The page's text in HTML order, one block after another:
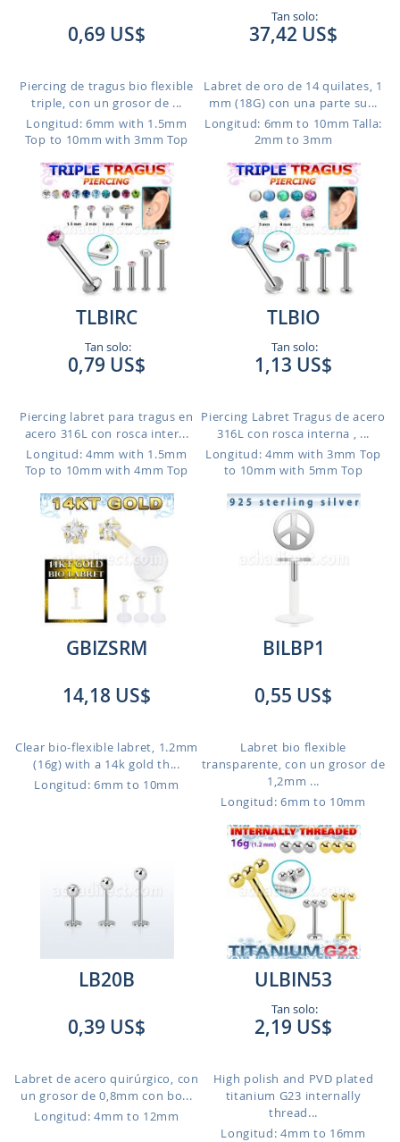
0,69 US$
Piercing de tragus bio flexible
triple, con un grosor de ...
Longitud: 6mm with 1.5mm
Top to 10mm with 3mm Top
Tan solo:
37,42 US$
Labret de oro de 14 quilates, 1
mm (18G) con una parte su...
Longitud: 6mm to 10mm Talla:
2mm to 3mm
TLBIRC
Tan solo:
0,79 US$
Piercing labret para tragus en
acero 316L con rosca inter...
Longitud: 4mm with 1.5mm
Top to 10mm with 4mm Top
TLBIO
Tan solo:
1,13 US$
Piercing Labret Tragus de acero
316L con rosca interna , ...
Longitud: 4mm with 3mm Top
to 10mm with 5mm Top
GBIZSRM
14,18 US$
Clear bio-flexible labret, 1.2mm
(16g) with a 14k gold th...
Longitud: 6mm to 10mm
BILBP1
0,55 US$
Labret bio flexible
transparente, con un grosor de
1,2mm ...
Longitud: 6mm to 10mm
LB20B
0,39 US$
Labret de acero quirúrgico, con
un grosor de 0,8mm con bo...
Longitud: 4mm to 12mm
ULBIN53
Tan solo:
2,19 US$
High polish and PVD plated
titanium G23 internally
thread...
Longitud: 4mm to 16mm